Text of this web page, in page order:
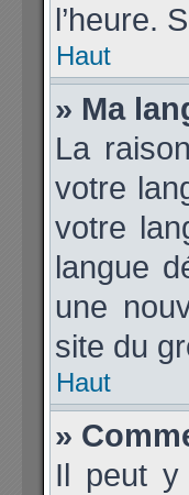
l’heure.
Haut
» Ma
La
votre
votre
langue
une
site du
Haut
»
Il peut y